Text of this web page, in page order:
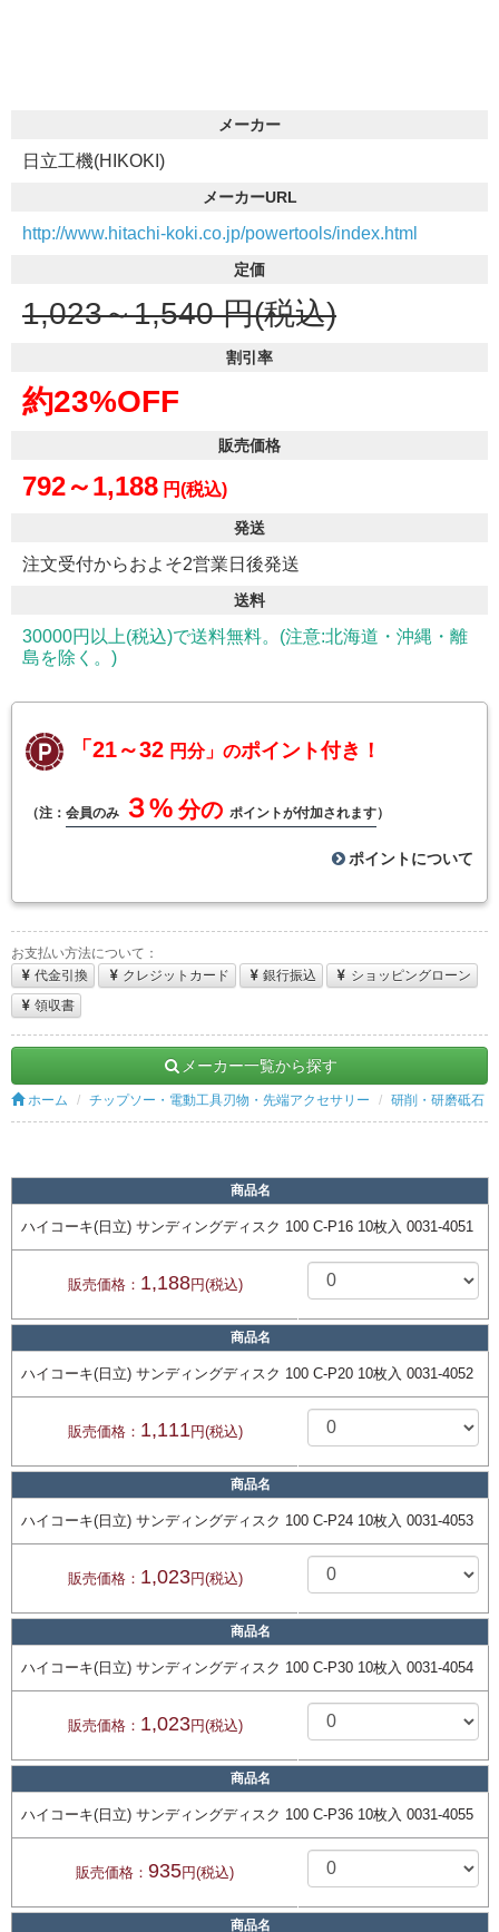
メーカー
日立工機(HIKOKI)
メーカーURL
http://www.hitachi-koki.co.jp/powertools/index.html
定価
1,023～1,540 円(税込)
割引率
約23%OFF
販売価格
792～1,188 円(税込)
発送
注文受付からおよそ2営業日後発送
送料
30000円以上(税込)で送料無料。(注意:北海道・沖縄・離
島を除く。)
「21～32 円分」のポイント付き！
（注： 会員のみ ３% 分の ポイントが付加されます）
ポイントについて
お支払い方法について：
代金引換
クレジットカード 銀行振込
ショッピングローン
領収書
メーカー一覧から探す
ホーム チップソー・電動工具刃物・先端アクセサリー 研削・研磨砥石
商品名
ハイコーキ(日立) サンディングディスク 100 C-P16 10枚入 0031-4051
販売価格： 1,188円(税込)
商品名
ハイコーキ(日立) サンディングディスク 100 C-P20 10枚入 0031-4052
販売価格： 1,111 円(税込)
商品名
ハイコーキ(日立) サンディングディスク 100 C-P24 10枚入 0031-4053
販売価格： 1,023円(税込)
商品名
ハイコーキ(日立) サンディングディスク 100 C-P30 10枚入 0031-4054
販売価格： 1,023円(税込)
商品名
ハイコーキ(日立) サンディングディスク 100 C-P36 10枚入 0031-4055
販売価格： 935円(税込)
商品名